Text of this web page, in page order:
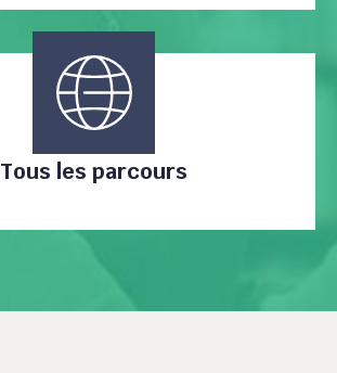
Tous les parcours